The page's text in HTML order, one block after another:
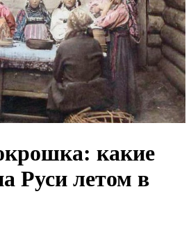
какие
Руси летом в